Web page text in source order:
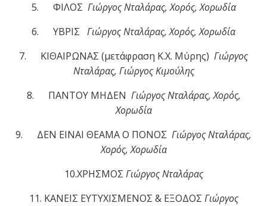
5. ΦΙΛΟΣ Γιώργος Νταλάρας, Χορός, Χορωδία
6. ΥΒΡΙΣ Γιώργος Νταλάρας, Χορός, Χορωδία
7. ΚΙΘΑΙΡΩΝΑΣ (μετάφραση Κ.Χ. Μύρης) Γιώργος
Νταλάρας, Γιώργος Κιμούλης
8. ΠΑΝΤΟΥ ΜΗΔΕΝ Γιώργος Νταλάρας, Χορός,
Χορωδία
9. ΔΕΝ ΕΙΝΑΙ ΘΕΑΜΑ Ο ΠΟΝΟΣ Γιώργος Νταλάρας,
Χορός, Χορωδία
10.ΧΡΗΣΜΟΣ Γιώργος Νταλάρας
11. ΚΑΝΕΙΣ ΕΥΤΥΧΙΣΜΕΝΟΣ & ΕΞΟΔΟΣ Γιώργος